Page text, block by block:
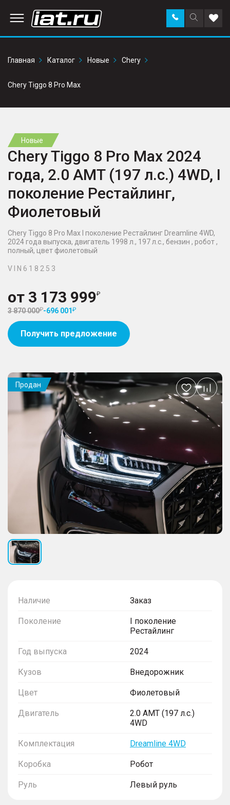
Поиск
по
Заказать
звонок в
Главная
Каталог Новые Chery
Chery Tiggo 8 Pro Max
Новые
Chery Tiggo 8 Pro Max 2024
года, 2.0 AMT (197 л.с.) 4WD, I
поколение Рестайлинг,
Фиолетовый
Chery Tiggo 8 Pro Max I поколение Рестайлинг Dreamline 4WD,
2024 года выпуска, двигатель 1998 л., 197 л.с., бензин , робот ,
полный, цвет фиолетовый
V I N 6 1 8 2 5 3
от 3 173 999
3 870 000 -696 001
Получить предложение
Наличие Заказ
Поколение
I поколение
Рестайлинг
Год выпуска 2024
Кузов Внедорожник
Цвет Фиолетовый
Двигатель
2.0 AMT (197 л.с.)
4WD
Комплектация Dreamline 4WD
Коробка Робот
Руль Левый руль
Продан
Добавить
в
избранное